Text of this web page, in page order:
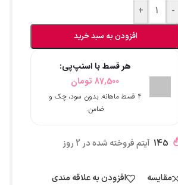
-
+
افزودن به سبد خرید
هر قسط با اسنپ‌پی:
87,500 تومان
۴ قسط ماهانه. بدون سود، چک و
ضامن.
145 آیتم فروخته شده در 2 روز
مقایسه افزودن به علاقه مندی